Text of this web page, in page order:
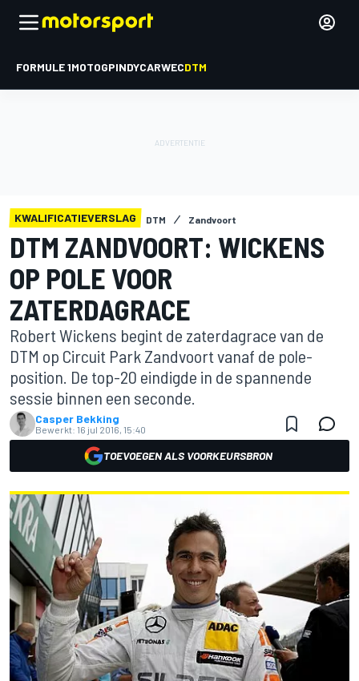
FORMULE 1MOTOGPINDYCARWECDTM
KWALIFICATIEVERSLAG DTM Zandvoort
DTM ZANDVOORT: WICKENS
OP POLE VOOR
ZATERDAGRACE
Robert Wickens begint de zaterdagrace van de
DTM op Circuit Park Zandvoort vanaf de pole-
position. De top-20 eindigde in de spannende
sessie binnen een seconde.
Casper Bekking
Bewerkt: 16 jul 2016, 15:40
TOEVOEGEN ALS VOORKEURSBRON